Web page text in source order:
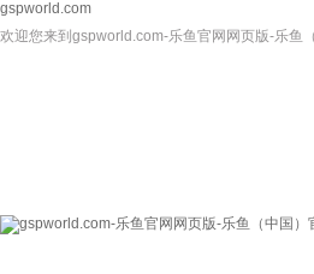
gspworld.com
欢迎您来到gspworld.com-乐鱼官网网页版-乐鱼
gspworld.com-乐